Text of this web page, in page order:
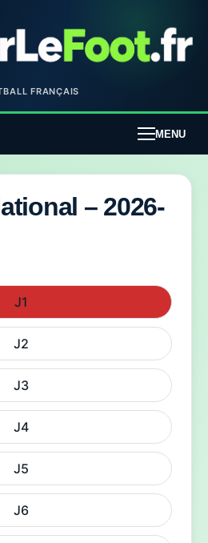
FRANÇAIS
MENU
– 2026-
J1
J2
J3
J4
J5
J6